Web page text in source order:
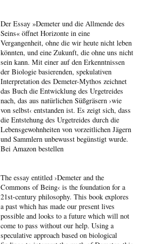
Der Essay »Demeter und die Allmende des
Seins« öffnet Horizonte in eine
Vergangenheit, ohne die wir heute nicht leben
könnten, und eine Zukunft, die ohne uns nicht
sein kann. Mit einer auf den Erkenntnissen
der Biologie basierenden, spekulativen
Interpretation des Demeter-Mythos zeichnet
das Buch die Entwicklung des Urgetreides
nach, das aus natürlichen Süßgräsern ›wie
von selbst‹ entstanden ist. Es zeigt sich, dass
die Entstehung des Urgetreides durch die
Lebensgewohnheiten von vorzeitlichen Jägern
und Sammlern unbewusst begünstigt wurde.
Bei Amazon bestellen
The essay entitled ›Demeter and the
Commons of Being‹ is the foundation for a
21st-century philosophy. This book explores
a past which has made our present lives
possible and looks to a future which will not
come to pass without our help. Using a
speculative approach based on biological